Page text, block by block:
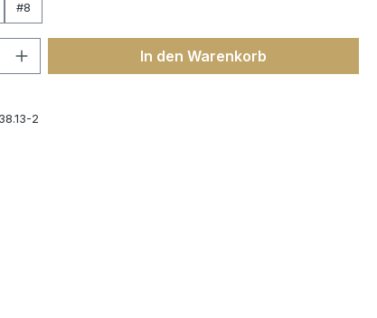
#8
Gib den gewünschten Wert
In den Warenkorb
2